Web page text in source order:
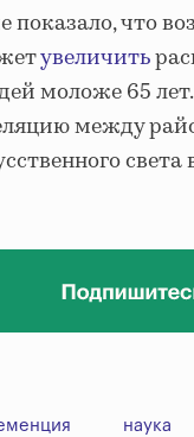
показало, что
увеличить
моложе 65
между
наука